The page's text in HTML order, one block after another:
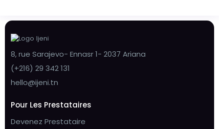
8, rue Sarajevo- Ennasr 1- 2037 Ariana
(+216) 29 342 131
hello@ijeni.tn
Pour Les Prestataires
Devenez Prestataire